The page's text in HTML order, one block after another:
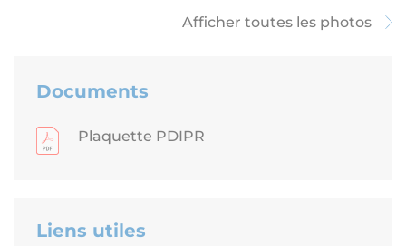
Afficher toutes les photos
Documents
Plaquette PDIPR
Liens utiles